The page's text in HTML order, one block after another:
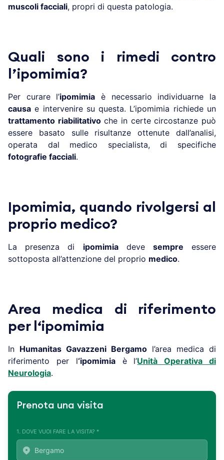
muscoli facciali, propri di questa patologia.
Quali sono i rimedi contro
l’ipomimia?
Per curare l’ipomimia è necessario individuarne la
causa e intervenire su questa. L’ipomimia richiede un
trattamento riabilitativoche in certe circostanze può
essere basato sulle risultanze ottenute dall’analisi,
operata dal medico specialista, di specifiche
fotografie facciali.
Ipomimia, quando rivolgersi al
proprio medico?
La presenza di ipomimiadeve sempre essere
sottoposta all’attenzione del proprio medico.
Area medica di riferimento
per l ‘ipomimia
In Humanitas Gavazzeni Bergamo l’area medica di
riferimento per l‘ipomimiaè l’Unità Operativa di
Neurologia.
Prenota una visita
1. DOVE VUOI FARE LA VISITA? *